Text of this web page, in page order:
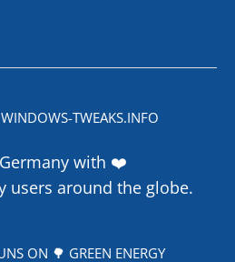
WINDOWS-TWEAKS.INFO
with ❤️
users around the globe.
ON 🌳 GREEN ENERGY